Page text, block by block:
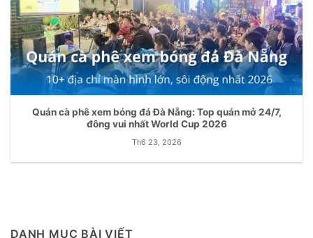
Quán cà phê xem bóng đá Đà Nẵng: Top quán mở 24/7,
đông vui nhất World Cup 2026
Th6 23, 2026
DANH MỤC BÀI VIẾT